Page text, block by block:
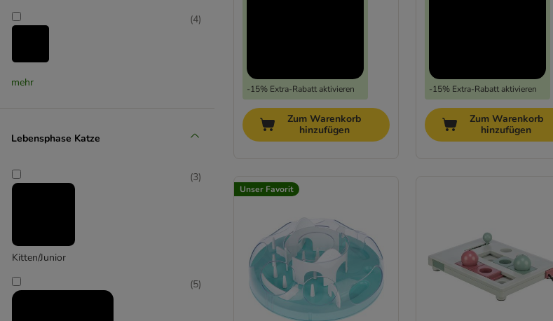
(4)
Modern Living
mehr
Lebensphase Katze
Kitten/Junior
(3)
(5)
-15% Extra-Rabatt aktivieren
Zum Warenkorb
hinzufügen
-15% Extra-Rabatt aktivieren
Zum Warenkorb
hinzufügen
Unser Favorit